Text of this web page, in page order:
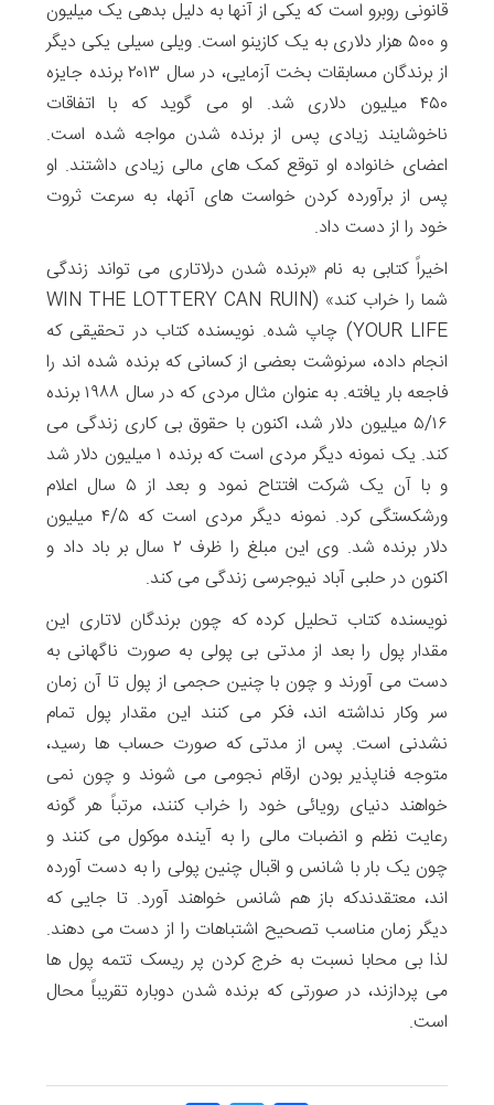
قانونی روبرو است که یکی از آنها به دلیل بدهی یک میلیون
و ۵۰۰ هزار دلاری به یک کازینو است. ویلی سیلی یکی دیگر
از برندگان مسابقات بخت آزمایی، در سال ۲۰۱۳ برنده جایزه
۴۵۰ میلیون دلاری شد. او می گوید که با اتفاقات
ناخوشایند زیادی پس از برنده شدن مواجه شده است.
اعضای خانواده او توقع کمک های مالی زیادی داشتند. او
پس از برآورده کردن خواست های آنها، به سرعت ثروت
خود را از دست داد.
اخیراً کتابی به نام «برنده شدن درلاتاری می تواند زندگی
شما را خراب کند» (WIN THE LOTTERY CAN RUIN
YOUR LIFE) چاپ شده. نویسنده کتاب در تحقیقی که
انجام داده، سرنوشت بعضی از کسانی که برنده شده اند را
فاجعه بار یافته. به عنوان مثال مردی که در سال ۱۹۸۸ برنده
۵/۱۶ میلیون دلار شد، اکنون با حقوق بی کاری زندگی می
کند. یک نمونه دیگر مردی است که برنده ۱ میلیون دلار شد
و با آن یک شرکت افتتاح نمود و بعد از ۵ سال اعلام
ورشکستگی کرد. نمونه دیگر مردی است که ۴/۵ میلیون
دلار برنده شد. وی این مبلغ را ظرف ۲ سال بر باد داد و
اکنون در حلبی آباد نیوجرسی زندگی می کند.
نویسنده کتاب تحلیل کرده که چون برندگان لاتاری این
مقدار پول را بعد از مدتی بی پولی به صورت ناگهانی به
دست می آورند و چون با چنین حجمی از پول تا آن زمان
سر وکار نداشته اند، فکر می کنند این مقدار پول تمام
نشدنی است. پس از مدتی که صورت حساب ها رسید،
متوجه فناپذیر بودن ارقام نجومی می شوند و چون نمی
خواهند دنیای رویائی خود را خراب کنند، مرتباً هر گونه
رعایت نظم و انضبات مالی را به آینده موکول می کنند و
چون یک بار با شانس و اقبال چنین پولی را به دست آورده
اند، معتقدندکه باز هم شانس خواهند آورد. تا جایی که
دیگر زمان مناسب تصحیح اشتباهات را از دست می دهند.
لذا بی محابا نسبت به خرج کردن پر ریسک تتمه پول ها
می پردازند، در صورتی که برنده شدن دوباره تقریباً محال
است.